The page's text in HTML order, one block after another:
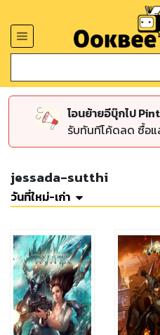
โอนย้ายอีบุ๊กไป
รับทันทีโค้ดลด ซื้อแ
jessada-sutthi
วันที่ใหม่-เก่า